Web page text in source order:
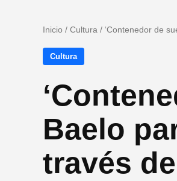
Inicio / Cultura / ‘Contenedor de
Cultura
Baelo
través